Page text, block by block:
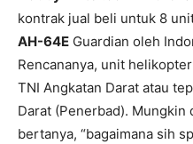
kontrak jual beli untuk 8
AH-64E Guardian oleh
Rencananya, unit
TNI Angkatan Darat atau
Darat (Penerbad). Mungkin
bertanya, “bagaimana sih